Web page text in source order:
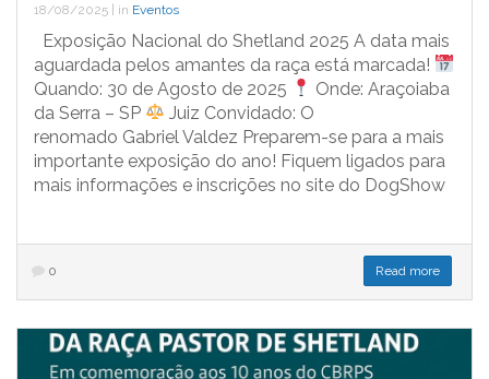
18/08/2025 | in Eventos
Exposição Nacional do Shetland 2025 A data mais
aguardada pelos amantes da raça está marcada!
Quando: 30 de Agosto de 2025
Onde: Araçoiaba
da Serra – SP
Juiz Convidado: O
renomado Gabriel Valdez Preparem-se para a mais
importante exposição do ano! Fiquem ligados para
mais informações e inscrições no site do DogShow
0 Read more